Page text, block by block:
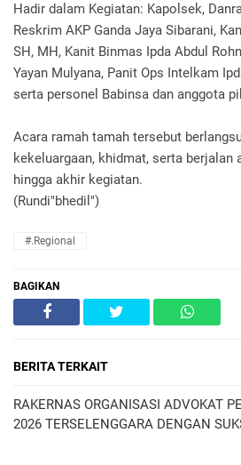
Hadir dalam Kegiatan: Kapolsek,
Reskrim AKP Ganda Jaya Sibarani,
SH, MH, Kanit Binmas Ipda Abdul
Yayan Mulyana, Panit Ops Intelkam
serta personel Babinsa dan anggota
Acara ramah tamah tersebut
kekeluargaan, khidmat, serta berjalan
hingga akhir kegiatan.
(Rundi"bhedil")
#.Regional
BAGIKAN
BERITA TERKAIT
RAKERNAS ORGANISASI ADVOKAT
2026 TERSELENGGARA DENGAN